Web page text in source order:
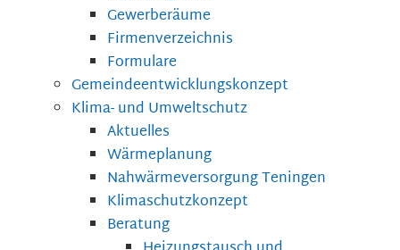
Gewerberäume
Firmenverzeichnis
Formulare
Gemeindeentwicklungskonzept
Klima- und Umweltschutz
Aktuelles
Wärmeplanung
Nahwärmeversorgung Teningen
Klimaschutzkonzept
Beratung